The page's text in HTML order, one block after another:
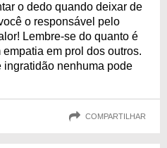
o dedo quando deixar de
o responsável pelo
Lembre-se do quanto é
em prol dos outros.
ingratidão nenhuma pode
COMPARTILHAR